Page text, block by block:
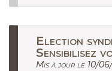
Election
Sensibilisez
Mis à jour le 10/